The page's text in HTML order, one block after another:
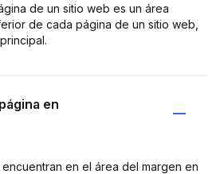
de un sitio web es un área
de cada página de un sitio web,
en
en el área del margen en